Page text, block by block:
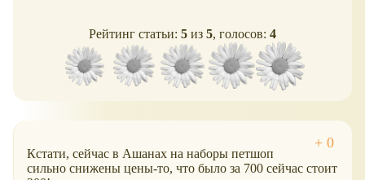
Рейтинг статьи: 5 из 5, голосов: 4
Кстати, сейчас в Ашанах на наборы петшоп
сильно снижены цены-то, что было за 700 сейчас стоит